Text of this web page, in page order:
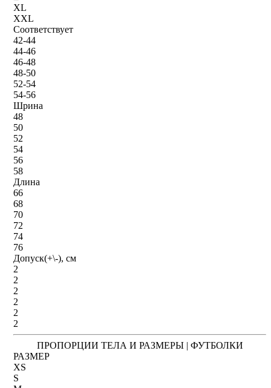
XL
XXL
Соответствует
42-44
44-46
46-48
48-50
52-54
54-56
Шрина
48
50
52
54
56
58
Длина
66
68
70
72
74
76
Допуск(+\-), см
2
2
2
2
2
2
ПРОПОРЦИИ ТЕЛА И РАЗМЕРЫ | ФУТБОЛКИ
РАЗМЕР
XS
S